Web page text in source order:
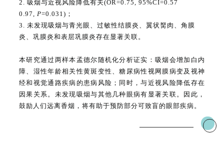
2. 吸烟与近视风险降低有关(OR=0.75, 95%CI=0.57
0.97, P=0.031)；
3. 未发现吸烟与青光眼、过敏性结膜炎、翼状胬肉、角膜
炎、巩膜炎和表层巩膜炎存在显著关联。
本研究通过两样本孟德尔随机化分析证实：吸烟会增加白内
障、湿性年龄相关性黄斑变性、糖尿病性视网膜病变及视神
经和视觉通路疾病的患病风险；同时，与近视风险降低存在
因果关系。未发现吸烟与其他几种眼病有显著关联。因此，
鼓励人们远离香烟，将有助于预防部分可致盲的眼部疾病。